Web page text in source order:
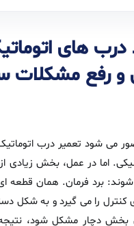
درب‌ های
و رفع مشکلات
می‌ شود تعمیر درب
اما در عمل، بخش زیادی
برد فرمان. همان قطعه‌
کنترل را می‌ گیرد و به شکل
بخش دچار مشکل شود، نتیجه‌